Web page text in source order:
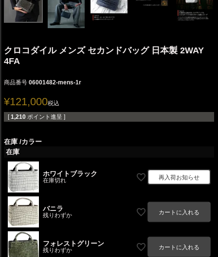
クロコダイル メンズ セカンドバッグ 日本製 2WAY
4FA
商品番号 06001482-mens-1r
¥121,000税込
[ 1,210 ポイント進呈 ]
在庫 カラー
在庫
ホワイトブラック
在庫切れ 再入荷お知らせ
バニラ
残りわずか カートに入れる
フォレストグリーン
残りわずか カートに入れる